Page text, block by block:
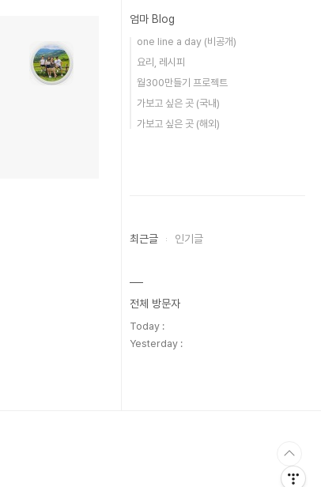
엄마 Blog
one line a day (비공개)
요리, 레시피
월300만들기 프로젝트
가보고 싶은 곳 (국내)
가보고 싶은 곳 (해외)
최근글 인기글
전체 방문자
Today :
Yesterday :